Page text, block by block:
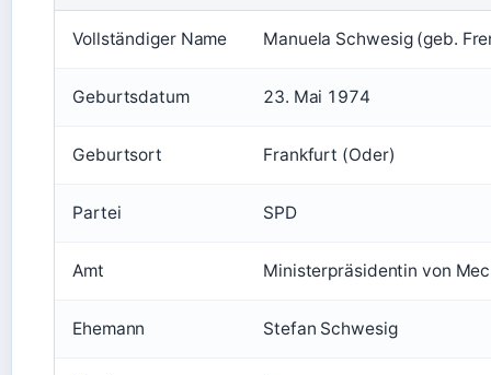
Vollständiger Name Manuela Schwesig (geb.
Geburtsdatum 23. Mai 1974
Geburtsort Frankfurt (Oder)
Partei SPD
Amt Ministerpräsidentin von
Ehemann Stefan Schwesig